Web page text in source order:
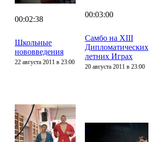
00:02:38
Школьные
нововведения
22 августа 2011 в 23:00
00:03:00
Самбо на XIII
Дипломатических
летних Играх
20 августа 2011 в 23:00